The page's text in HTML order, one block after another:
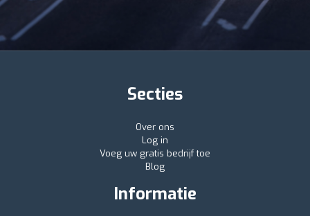
Secties
Over ons
Log in
Voeg uw gratis bedrijf toe
Blog
Informatie